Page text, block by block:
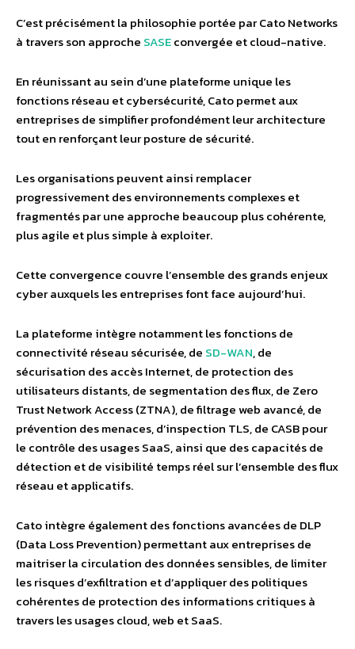
C’est précisément la philosophie portée par Cato Networks
à travers son approche SASEconvergée et cloud-native.
En réunissant au sein d’une plateforme unique les
fonctions réseau et cybersécurité, Cato permet aux
entreprises de simplifier profondément leur architecture
tout en renforçant leur posture de sécurité.
Les organisations peuvent ainsi remplacer
progressivement des environnements complexes et
fragmentés par une approche beaucoup plus cohérente,
plus agile et plus simple à exploiter.
Cette convergence couvre l’ensemble des grands enjeux
cyber auxquels les entreprises font face aujourd’hui.
La plateforme intègre notamment les fonctions de
connectivité réseau sécurisée, de SD-WAN, de
sécurisation des accès Internet, de protection des
utilisateurs distants, de segmentation des flux, de Zero
Trust Network Access (ZTNA), de filtrage web avancé, de
prévention des menaces, d’inspection TLS, de CASB pour
le contrôle des usages SaaS, ainsi que des capacités de
détection et de visibilité temps réel sur l’ensemble des flux
réseau et applicatifs.
Cato intègre également des fonctions avancées de DLP
(Data Loss Prevention) permettant aux entreprises de
maitriser la circulation des données sensibles, de limiter
les risques d’exfiltration et d’appliquer des politiques
cohérentes de protection des informations critiques à
travers les usages cloud, web et SaaS.